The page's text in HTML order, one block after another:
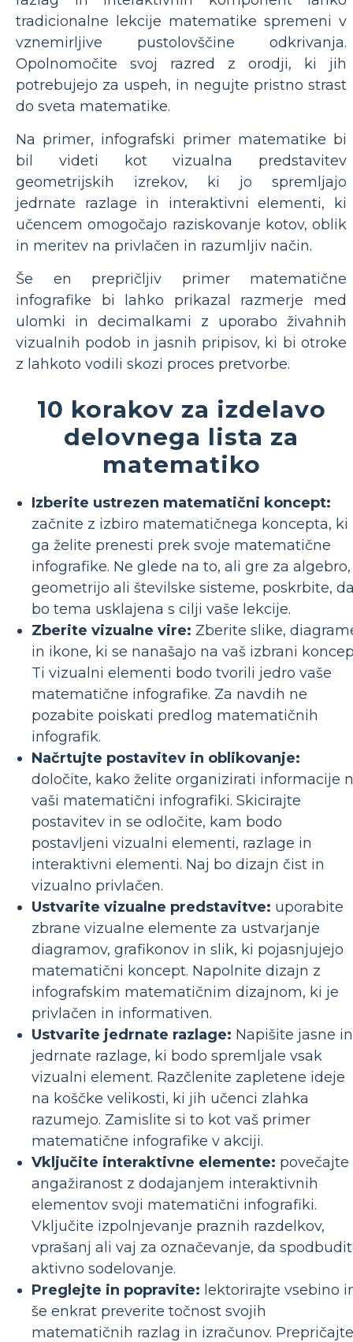
tradicionalne lekcije matematike spremeni v
vznemirljive pustolovščine odkrivanja.
Opolnomočite svoj razred z orodji, ki jih
potrebujejo za uspeh, in negujte pristno strast
do sveta matematike.
Na primer, infografski primer matematike bi
bil videti kot vizualna predstavitev
geometrijskih izrekov, ki jo spremljajo
jedrnate razlage in interaktivni elementi, ki
učencem omogočajo raziskovanje kotov, oblik
in meritev na privlačen in razumljiv način.
Še en prepričljiv primer matematične
infografike bi lahko prikazal razmerje med
ulomki in decimalkami z uporabo živahnih
vizualnih podob in jasnih pripisov, ki bi otroke
z lahkoto vodili skozi proces pretvorbe.
10 korakov za izdelavo
delovnega lista za
matematiko
Izberite ustrezen matematični koncept:
začnite z izbiro matematičnega koncepta, ki
ga želite prenesti prek svoje matematične
infografike. Ne glede na to, ali gre za algebro,
geometrijo ali številske sisteme, poskrbite,
bo tema usklajena s cilji vaše lekcije.
Zberite vizualne vire: Zberite slike,
in ikone, ki se nanašajo na vaš izbrani
Ti vizualni elementi bodo tvorili jedro vaše
matematične infografike. Za navdih ne
pozabite poiskati predlog matematičnih
infografik.
Načrtujte postavitev in oblikovanje:
določite, kako želite organizirati informacije
vaši matematični infografiki. Skicirajte
postavitev in se odločite, kam bodo
postavljeni vizualni elementi, razlage in
interaktivni elementi. Naj bo dizajn čist in
vizualno privlačen.
Ustvarite vizualne predstavitve: uporabite
zbrane vizualne elemente za ustvarjanje
diagramov, grafikonov in slik, ki pojasnjujejo
matematični koncept. Napolnite dizajn z
infografskim matematičnim dizajnom, ki je
privlačen in informativen.
Ustvarite jedrnate razlage: Napišite jasne in
jedrnate razlage, ki bodo spremljale vsak
vizualni element. Razčlenite zapletene ideje
na koščke velikosti, ki jih učenci zlahka
razumejo. Zamislite si to kot vaš primer
matematične infografike v akciji.
Vključite interaktivne elemente: povečajte
angažiranost z dodajanjem interaktivnih
elementov svoji matematični infografiki.
Vključite izpolnjevanje praznih razdelkov,
vprašanj ali vaj za označevanje, da
aktivno sodelovanje.
Preglejte in popravite: lektorirajte vsebino
še enkrat preverite točnost svojih
matematičnih razlag in izračunov. Prepričajte